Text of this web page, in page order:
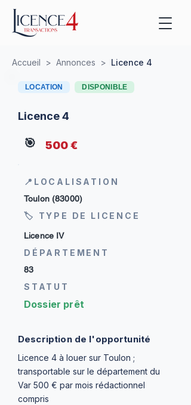
Accueil > Annonces > Licence 4
LOCATION DISPONIBLE
Licence 4
🎯 500 €
📍LOCALISATION
Toulon (83000)
🏷 TYPE DE LICENCE
Licence IV
DÉPARTEMENT
83
STATUT
Dossier prêt
Description de l'opportunité
Licence 4 à louer sur Toulon ;
transportable sur le département du
Var 500 € par mois rédactionnel
compris